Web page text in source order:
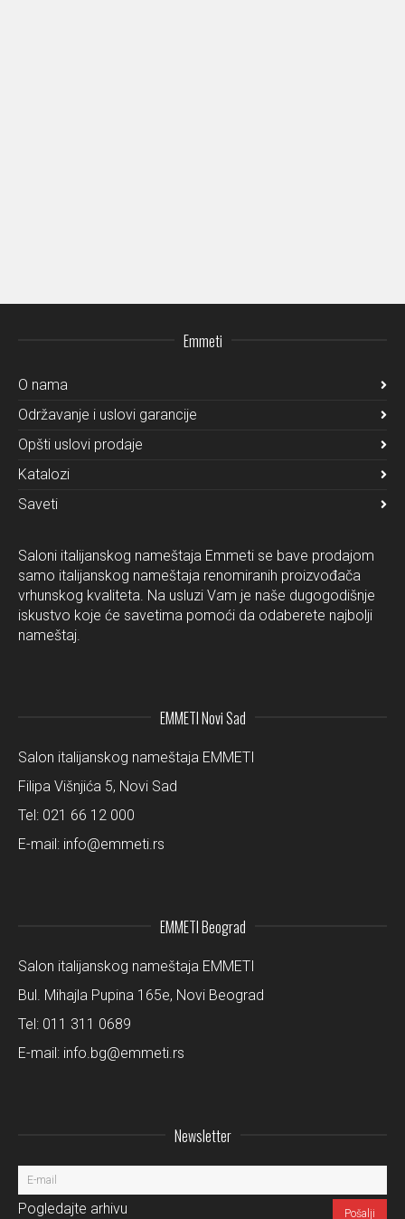
Emmeti
O nama
Održavanje i uslovi garancije
Opšti uslovi prodaje
Katalozi
Saveti
Saloni italijanskog nameštaja Emmeti se bave prodajom
samo italijanskog nameštaja renomiranih proizvođača
vrhunskog kvaliteta. Na usluzi Vam je naše dugogodišnje
iskustvo koje će savetima pomoći da odaberete najbolji
nameštaj.
EMMETI Novi Sad
Salon italijanskog nameštaja EMMETI
Filipa Višnjića 5, Novi Sad
Tel: 021 66 12 000
E-mail: info@emmeti.rs
EMMETI Beograd
Salon italijanskog nameštaja EMMETI
Bul. Mihajla Pupina 165e, Novi Beograd
Tel: 011 311 0689
E-mail: info.bg@emmeti.rs
Newsletter
Pogledajte arhivu